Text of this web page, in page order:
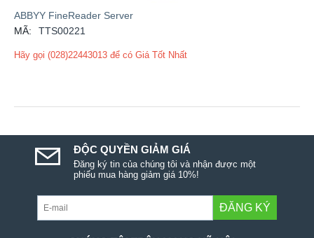
ABBYY FineReader Server
MÃ:
TTS00221
Hãy gọi (028)22443013 để có Giá Tốt Nhất
ĐỘC QUYỀN GIẢM GIÁ
Đăng ký tin của chúng tôi và nhận được một
phiếu mua hàng giảm giá 10%!
ĐĂNG KÝ